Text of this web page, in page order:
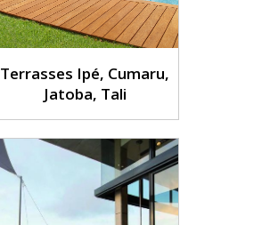
Terrasses Ipé, Cumaru,
Jatoba, Tali